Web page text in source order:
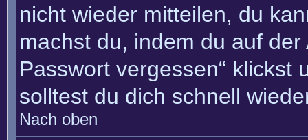
nicht wieder mitteilen, du
machst du, indem du auf
Passwort vergessen“ klickst
solltest du dich schnell
Nach oben